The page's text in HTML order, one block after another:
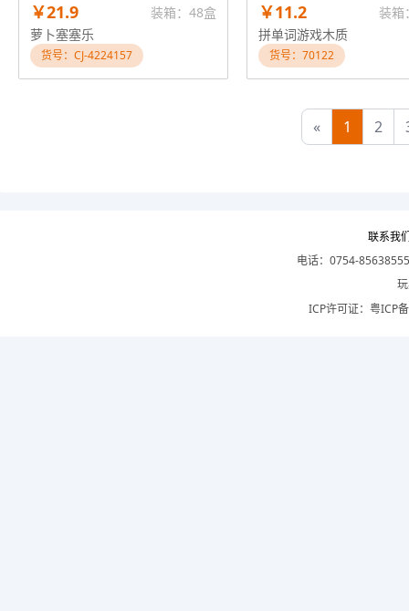
￥21.9
装箱：48盒
萝卜塞塞乐
货号：CJ-4224157
￥11.2
装箱
拼单词游戏木质
货号：70122
« 1 2
联系我
电话：0754-
ICP许可证： 粤ICP